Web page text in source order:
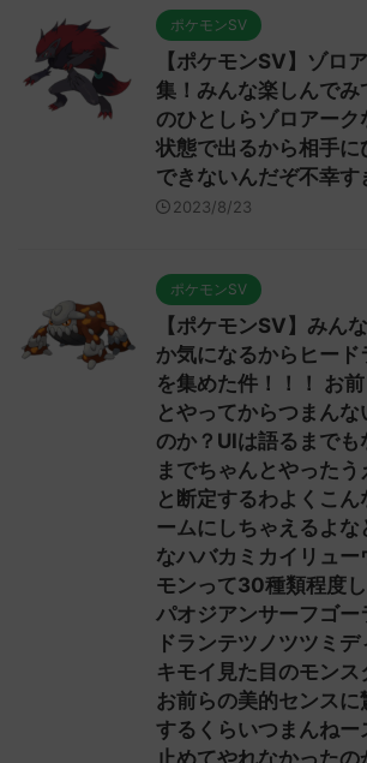
ポケモンSV
【ポケモンSV】ゾロ
集！みんな楽しんでみ
のひとしらゾロアーク
状態で出るから相手に
できないんだぞ不幸す
2023/8/23
ポケモンSV
【ポケモンSV】みん
か気になるからヒード
を集めた件！！！ お
とやってからつまん
のか？UIは語るまで
までちゃんとやった
と断定するわよくこ
ームにしちゃえるよな
なハバカミカイリュー
モンって30種類程度
パオジアンサーフゴー
ドランテツノツツミ
キモイ見た目のモン
お前らの美的センスに
するくらいつまんねー
止めてやれなかったの